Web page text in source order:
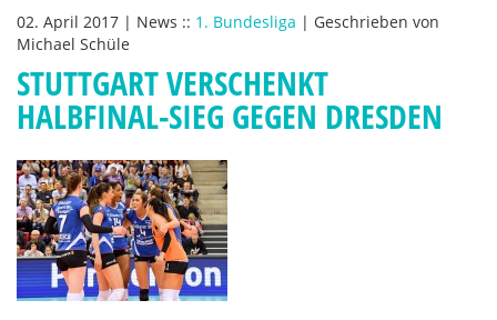
02. April 2017 | News :: 1. Bundesliga | Geschrieben von
Michael Schüle
STUTTGART VERSCHENKT
HALBFINAL-SIEG GEGEN DRESDEN